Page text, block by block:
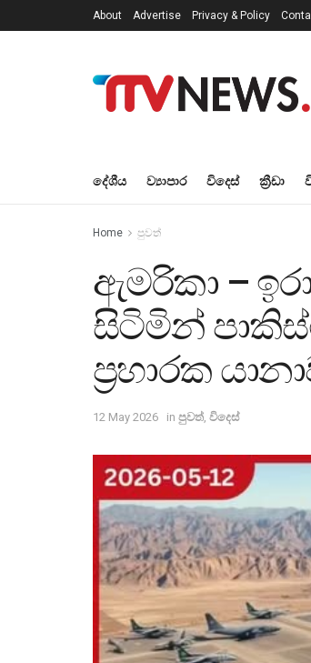
About Advertise Privacy & Policy
දේශීය ව්‍යාපාර විදෙස් ක්‍රීඩා
Home පුවත්
ඇමරිකා –
සිටිමින්
ප්‍රහාරක
12 May 2026 in පුවත් විදෙස්